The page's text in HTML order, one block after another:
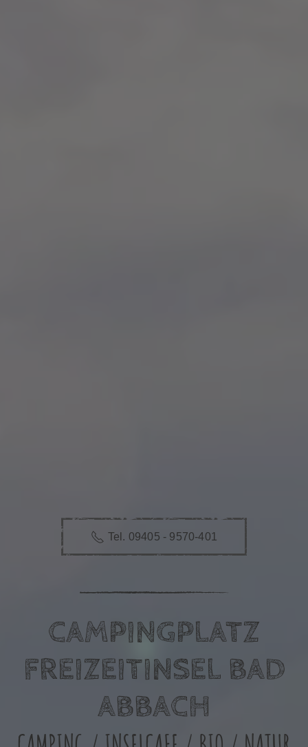
Tel. 09405 - 9570-401
CAMPINGPLATZ
FREIZEITINSEL BAD
ABBACH